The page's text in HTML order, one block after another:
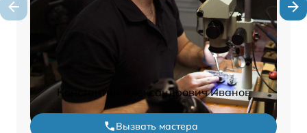
Константин Александрович Иванов
Вызвать мастера